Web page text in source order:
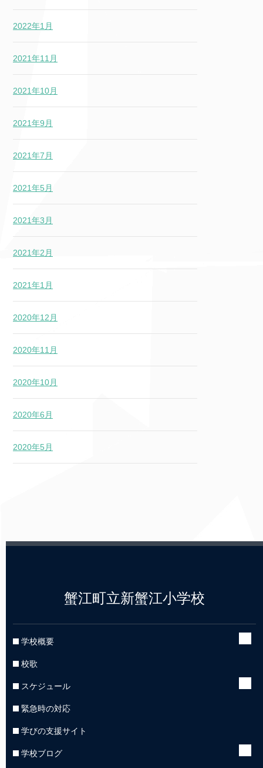
2022年1月
2021年11月
2021年10月
2021年9月
2021年7月
2021年5月
2021年3月
2021年2月
2021年1月
2020年12月
2020年11月
2020年10月
2020年6月
2020年5月
蟹江町立新蟹江小学校
学校概要
校歌
スケジュール
緊急時の対応
学びの支援サイト
学校ブログ